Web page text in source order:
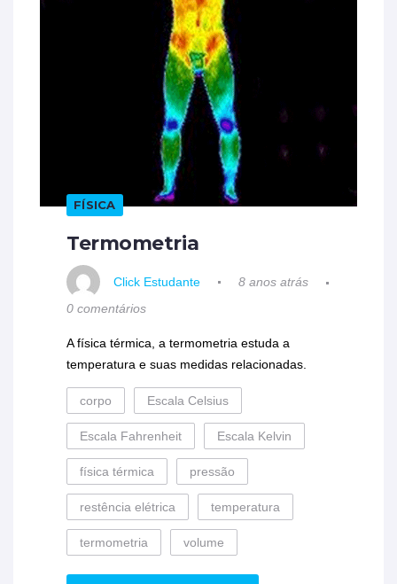
FÍSICA
Termometria
Click Estudante
8 anos atrás
0 comentários
A física térmica, a termometria estuda a
temperatura e suas medidas relacionadas.
corpo Escala Celsius
Escala Fahrenheit Escala Kelvin
física térmica pressão
restência elétrica temperatura
termometria volume